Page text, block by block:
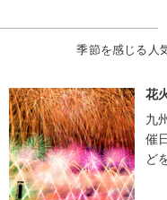
季節を感じる人
花
九
催
ど